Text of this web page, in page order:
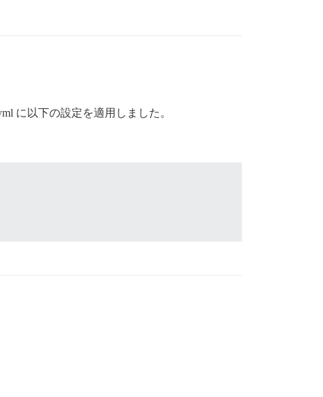
に以下の設定を適用しました。